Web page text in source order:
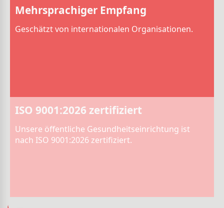
Mehrsprachiger Empfang
Geschätzt von internationalen Organisationen.
ISO 9001:2026 zertifiziert
Unsere öffentliche Gesundheitseinrichtung ist
nach ISO 9001:2026 zertifiziert.